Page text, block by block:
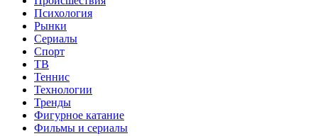
Психология
Рынки
Сериалы
Спорт
ТВ
Теннис
Технологии
Тренды
Фигурное катание
Фильмы и сериалы